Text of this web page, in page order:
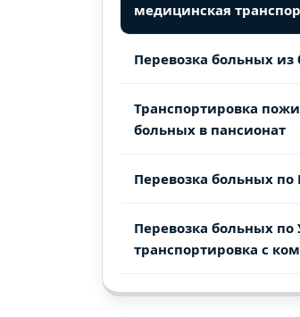
медицинская
Перевозка больных
Транспортировка
больных в пансионат
Перевозка больных по
Перевозка больных
транспортировка с